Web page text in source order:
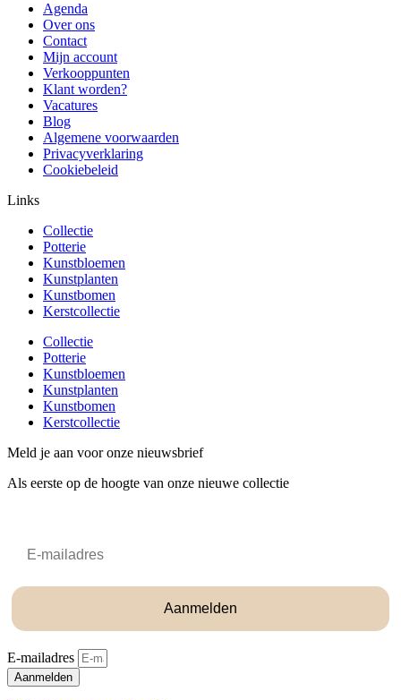
Agenda
Over ons
Contact
Mijn account
Verkooppunten
Klant worden?
Vacatures
Blog
Algemene voorwaarden
Privacyverklaring
Cookiebeleid
Links
Collectie
Potterie
Kunstbloemen
Kunstplanten
Kunstbomen
Kerstcollectie
Collectie
Potterie
Kunstbloemen
Kunstplanten
Kunstbomen
Kerstcollectie
Meld je aan voor onze nieuwsbrief
Als eerste op de hoogte van onze nieuwe collectie
Aanmelden
E-mailadres
Aanmelden